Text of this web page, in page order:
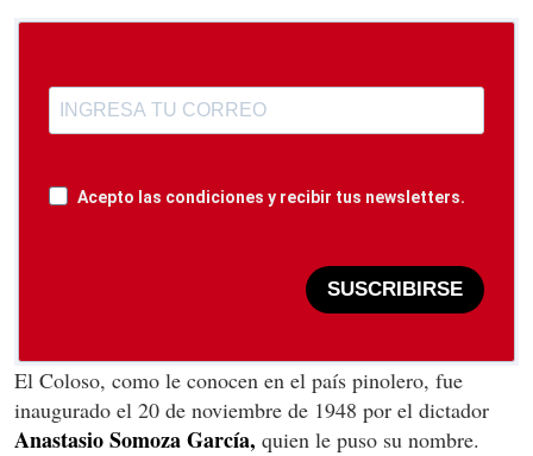
Acepto las condiciones y recibir tus newsletters.
SUSCRIBIRSE
El Coloso, como le conocen en el país pinolero, fue
inaugurado el 20 de noviembre de 1948 por el dictador
Anastasio Somoza García, quien le puso su nombre.